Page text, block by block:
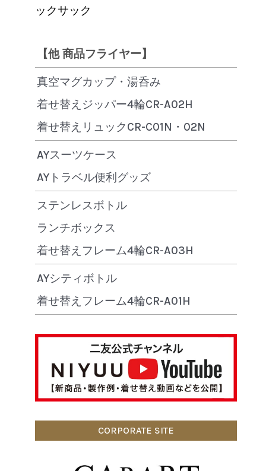
ックサック
【他 商品フライヤー】
真空マグカップ・湯呑み
着せ替えジッパー4輪CR-A02H
着せ替えリュックCR-C01N・02N
AYスーツケース
AYトラベル便利グッズ
ステンレスボトル
ランチボックス
着せ替えフレーム4輪CR-A03H
AYシティボトル
着せ替えフレーム4輪CR-A01H
CORPORATE SITE